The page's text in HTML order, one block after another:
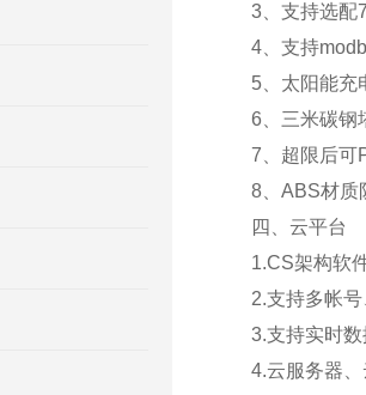
3、支持选配
4、支持
5、太阳能充
6、三米碳钢
7、超限后可
8、ABS材质
四、云平台
1.CS架构软
2.支持多帐
3.支持实时
4.云服务器